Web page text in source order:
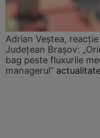
Adrian Veștea,
Județean Brașov:
bag peste fluxurile
managerul”